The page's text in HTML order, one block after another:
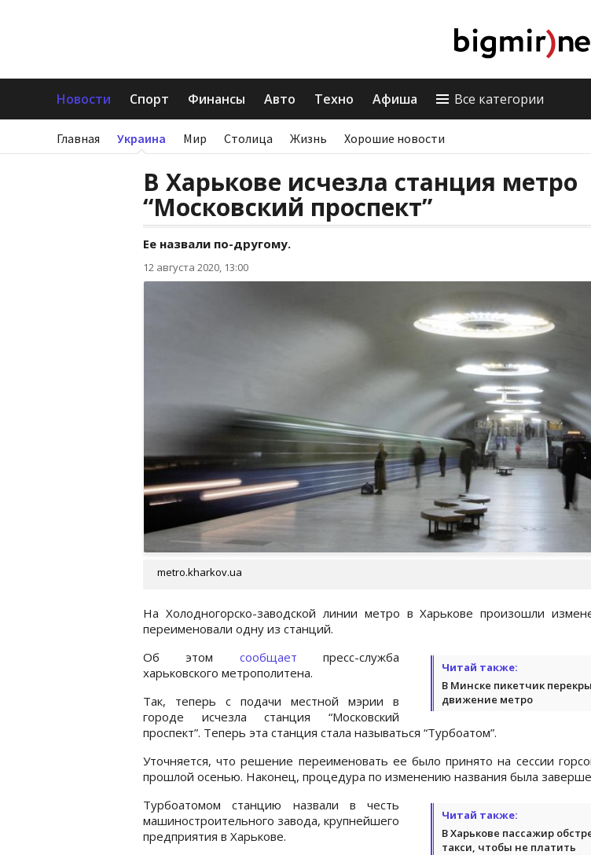
Новости Спорт Финансы Авто Техно Афиша Все категории
Главная Украина Мир Столица Жизнь Хорошие новости
В Харькове исчезла станция метро
“Московский проспект”
Ее назвали по-другому.
12 августа 2020, 13:00
metro.kharkov.ua
На Холодногорско-заводской линии метро в Харькове произошли
переименовали одну из станций.
Читай также:
В Минске пикетчик
движение метро
Об этом сообщает пресс-служба
харьковского метрополитена.
Так, теперь с подачи местной мэрии в
городе исчезла станция “Московский
проспект”. Теперь эта станция стала называться “Турбоатом”.
Уточняется, что решение переименовать ее было принято на сессии
прошлой осенью. Наконец, процедура по изменению названия была
Читай также:
В Харькове пассажир
такси, чтобы не платить
Турбоатомом станцию назвали в честь
машиностроительного завода, крупнейшего
предприятия в Харькове.